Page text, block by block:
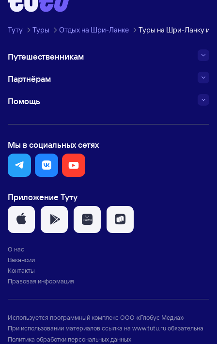
Туту Туры Отдых на Шри-Ланке Туры на Шри-Ланку из
Путешественникам
Партнёрам
Помощь
Мы в социальных сетях
Приложение Туту
О нас
Вакансии
Контакты
Правовая информация
Используется программный комплексООО «Глобус Медиа»
При использовании материалов ссылка на www.tutu.ruобязательна
Политика обработки персональных данных